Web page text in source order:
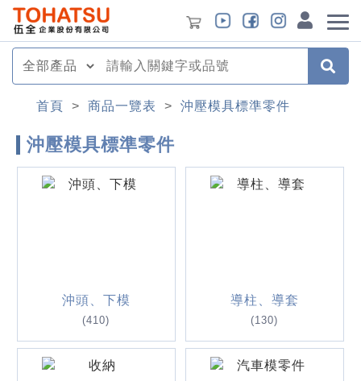
首頁 > 商品一覽表 > 沖壓模具標準零件
沖壓模具標準零件
沖頭、下模
(410)
導柱、導套
(130)